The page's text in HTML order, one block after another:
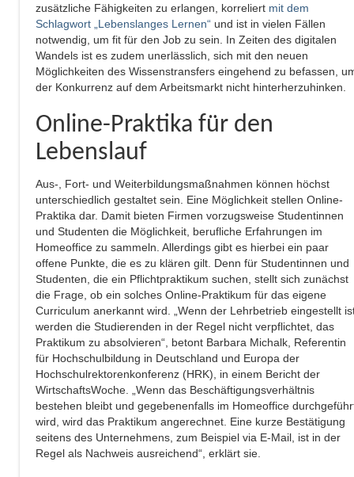
zusätzliche Fähigkeiten zu erlangen, korreliert mit dem
Schlagwort „Lebenslanges Lernen“ und ist in vielen Fällen
notwendig, um fit für den Job zu sein. In Zeiten des digitalen
Wandels ist es zudem unerlässlich, sich mit den neuen
Möglichkeiten des Wissenstransfers eingehend zu befassen,
der Konkurrenz auf dem Arbeitsmarkt nicht hinterherzuhinken.
Online-Praktika für den
Lebenslauf
Aus-, Fort- und Weiterbildungsmaßnahmen können höchst
unterschiedlich gestaltet sein. Eine Möglichkeit stellen Online-
Praktika dar. Damit bieten Firmen vorzugsweise Studentinnen
und Studenten die Möglichkeit, berufliche Erfahrungen im
Homeoffice zu sammeln. Allerdings gibt es hierbei ein paar
offene Punkte, die es zu klären gilt. Denn für Studentinnen und
Studenten, die ein Pflichtpraktikum suchen, stellt sich zunächst
die Frage, ob ein solches Online-Praktikum für das eigene
Curriculum anerkannt wird. „Wenn der Lehrbetrieb eingestellt
werden die Studierenden in der Regel nicht verpflichtet, das
Praktikum zu absolvieren“, betont Barbara Michalk, Referentin
für Hochschulbildung in Deutschland und Europa der
Hochschulrektorenkonferenz (HRK), in einem Bericht der
WirtschaftsWoche. „Wenn das Beschäftigungsverhältnis
bestehen bleibt und gegebenenfalls im Homeoffice
wird, wird das Praktikum angerechnet. Eine kurze Bestätigung
seitens des Unternehmens, zum Beispiel via E-Mail, ist in der
Regel als Nachweis ausreichend“, erklärt sie.